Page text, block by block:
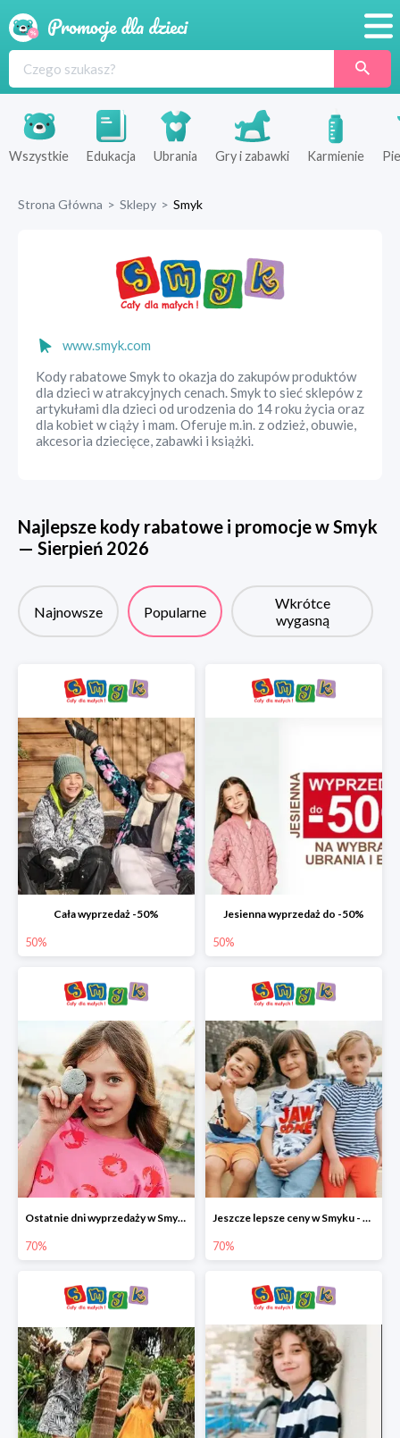
Produkty
Sklepy
Wszystkie Edukacja Ubrania Gry i zabawki Karmienie
Strona Główna > Sklepy > Smyk
www.smyk.com
Kody rabatowe Smyk to okazja do zakupów produktów
dla dzieci w atrakcyjnych cenach. Smyk to sieć sklepów z
artykułami dla dzieci od urodzenia do 14 roku życia oraz
dla kobiet w ciąży i mam. Oferuje m.in. z odzież, obuwie,
akcesoria dziecięce, zabawki i książki.
Najlepsze kody rabatowe i promocje wSmyk
— Sierpień 2026
Najnowsze Popularne
Wkrótce
wygasną
Cała wyprzedaż -50%
50%
Jesienna wyprzedaż do -50%
50%
Ostatnie dni wyprzedaży w Smyku - ubrania i buty do -70%
70%
Jeszcze lepsze ceny w Smyku - ubrania i buty do -70%
70%